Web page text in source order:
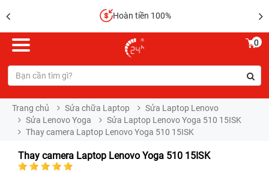
Hoàn tiền 100%
0
Trang chủ Sửa chữa Laptop
Sửa Laptop Lenovo
Sửa Lenovo Yoga
Sửa Laptop Lenovo Yoga 510 15ISK
Thay camera Laptop Lenovo Yoga 510 15ISK
Thay camera Laptop Lenovo Yoga 510 15ISK